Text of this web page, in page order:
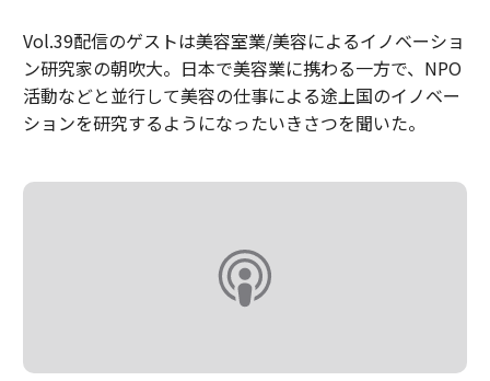
Vol.39配信のゲストは美容室業/美容によるイノベーショ
ン研究家の朝吹大。日本で美容業に携わる一方で、NPO
活動などと並行して美容の仕事による途上国のイノベー
ションを研究するようになったいきさつを聞いた。